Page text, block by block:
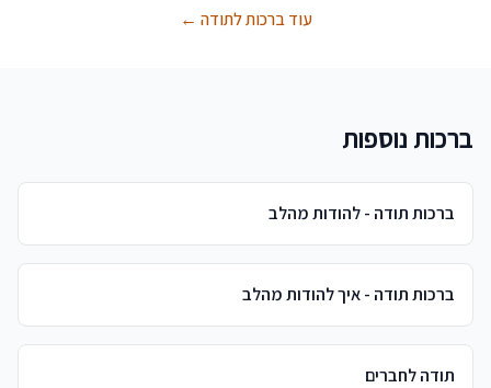
עוד ברכות לתודה ←
ברכות נוספות
ברכות תודה - להודות מהלב
ברכות תודה - איך להודות מהלב
תודה לחברים